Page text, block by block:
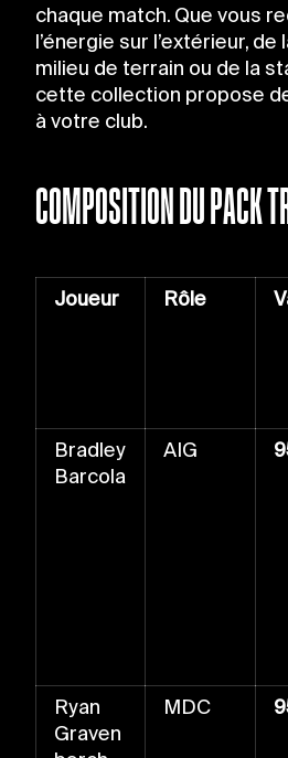
chaque match. Que vous
l’énergie sur l’extérieur,
milieu de terrain ou de la
cette collection propose
à votre club.
COMPOSITION DU PACK
Joueur Rôle
Bradley
Barcola
AIG
Ryan
Graven
MDC